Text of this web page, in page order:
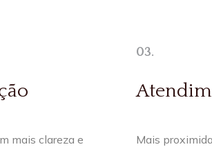
mais clareza e
03.
Mais